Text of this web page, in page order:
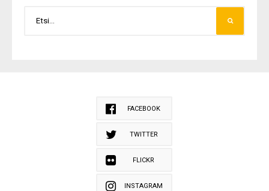
FACEBOOK
TWITTER
FLICKR
INSTAGRAM